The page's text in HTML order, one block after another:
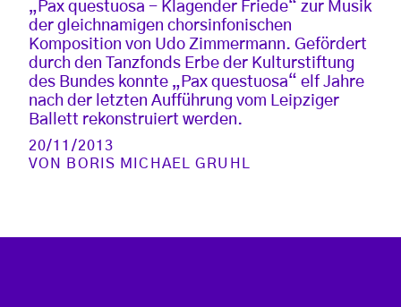
„Pax questuosa - Klagender Friede“ zur Musik
der gleichnamigen chorsinfonischen
Komposition von Udo Zimmermann. Gefördert
durch den Tanzfonds Erbe der Kulturstiftung
des Bundes konnte „Pax questuosa“ elf Jahre
nach der letzten Aufführung vom Leipziger
Ballett rekonstruiert werden.
20/11/2013
VON
BORIS MICHAEL GRUHL